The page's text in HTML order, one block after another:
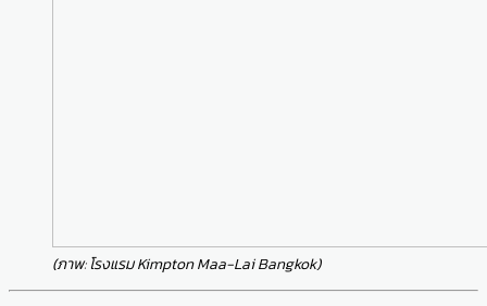
(ภาพ: โรงแรม Kimpton Maa-Lai Bangkok)